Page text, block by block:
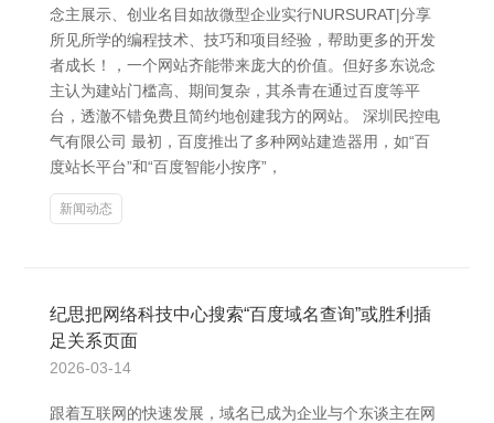
念主展示、创业名目如故微型企业实行NURSURAT|分享
所见所学的编程技术、技巧和项目经验，帮助更多的开发
者成长！，一个网站齐能带来庞大的价值。但好多东说念
主认为建站门槛高、期间复杂，其杀青在通过百度等平
台，透澈不错免费且简约地创建我方的网站。 深圳民控电
气有限公司 最初，百度推出了多种网站建造器用，如“百
度站长平台”和“百度智能小按序”，
新闻动态
纪思把网络科技中心搜索“百度域名查询”或胜利插
足关系页面
2026-03-14
跟着互联网的快速发展，域名已成为企业与个东谈主在网